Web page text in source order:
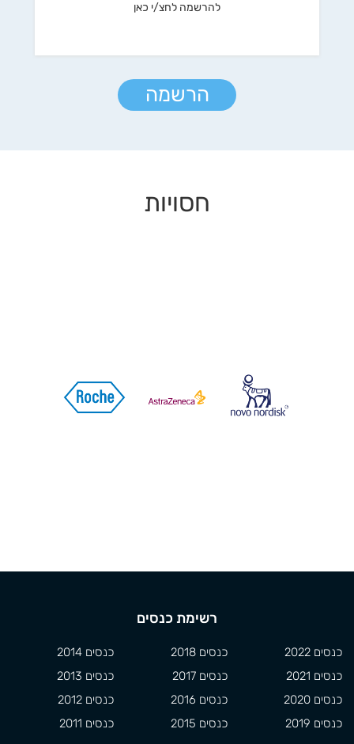
להרשמה לחצ/י כאן
הרשמה
חסויות
רשימת כנסים
כנסים 2022
כנסים 2021
כנסים 2020
כנסים 2019
כנסים 2018
כנסים 2017
כנסים 2016
כנסים 2015
כנסים 2014
כנסים 2013
כנסים 2012
כנסים 2011